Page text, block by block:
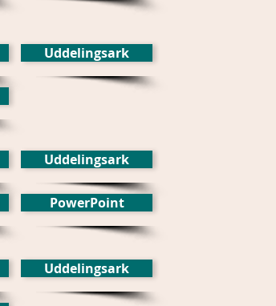
Uddelingsark
Uddelingsark
PowerPoint
Uddelingsark